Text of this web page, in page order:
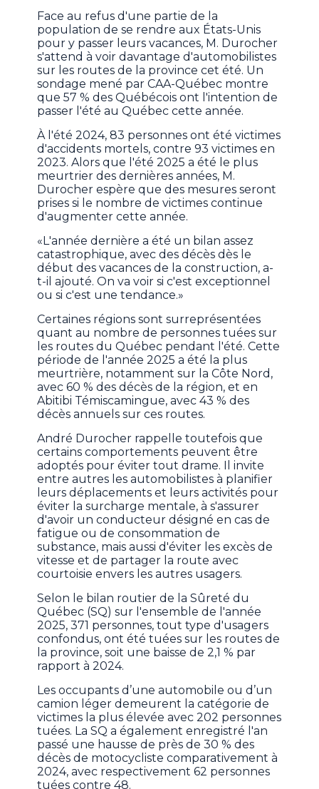
Face au refus d'une partie de la
population de se rendre aux États-Unis
pour y passer leurs vacances, M. Durocher
s'attend à voir davantage d'automobilistes
sur les routes de la province cet été. Un
sondage mené par CAA-Québec montre
que 57 % des Québécois ont l'intention de
passer l'été au Québec cette année.
À l'été 2024, 83 personnes ont été victimes
d'accidents mortels, contre 93 victimes en
2023. Alors que l'été 2025 a été le plus
meurtrier des dernières années, M.
Durocher espère que des mesures seront
prises si le nombre de victimes continue
d'augmenter cette année.
«L'année dernière a été un bilan assez
catastrophique, avec des décès dès le
début des vacances de la construction, a-
t-il ajouté. On va voir si c'est exceptionnel
ou si c'est une tendance.»
Certaines régions sont surreprésentées
quant au nombre de personnes tuées sur
les routes du Québec pendant l'été. Cette
période de l'année 2025 a été la plus
meurtrière, notamment sur la Côte Nord,
avec 60 % des décès de la région, et en
Abitibi Témiscamingue, avec 43 % des
décès annuels sur ces routes.
André Durocher rappelle toutefois que
certains comportements peuvent être
adoptés pour éviter tout drame. Il invite
entre autres les automobilistes à planifier
leurs déplacements et leurs activités pour
éviter la surcharge mentale, à s'assurer
d'avoir un conducteur désigné en cas de
fatigue ou de consommation de
substance, mais aussi d'éviter les excès de
vitesse et de partager la route avec
courtoisie envers les autres usagers.
Selon le bilan routier de la Sûreté du
Québec (SQ) sur l'ensemble de l'année
2025, 371 personnes, tout type d'usagers
confondus, ont été tuées sur les routes de
la province, soit une baisse de 2,1 % par
rapport à 2024.
Les occupants d’une automobile ou d’un
camion léger demeurent la catégorie de
victimes la plus élevée avec 202 personnes
tuées. La SQ a également enregistré l'an
passé une hausse de près de 30 % des
décès de motocycliste comparativement à
2024, avec respectivement 62 personnes
tuées contre 48.